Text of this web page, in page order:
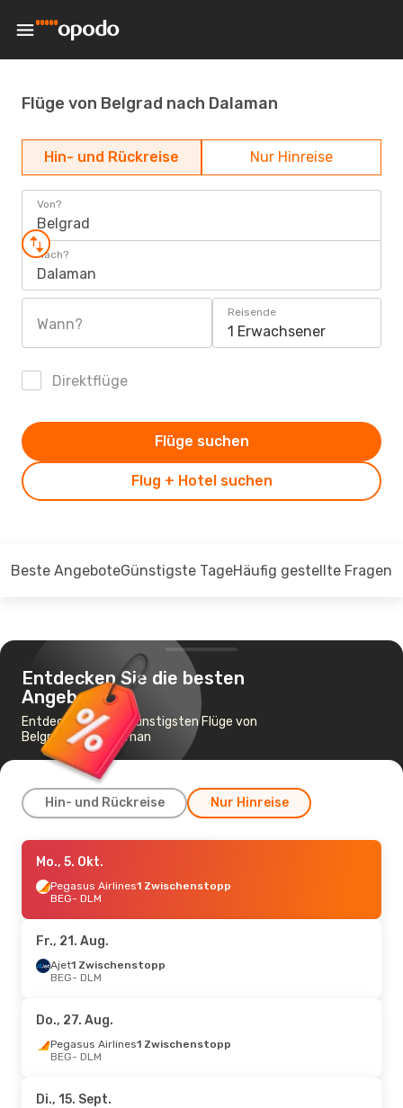
Flüge von Belgrad nach Dalaman
Hin- und Rückreise Nur Hinreise
Von?
Belgrad
Nach?
Dalaman
Wann?
Reisende
1 Erwachsener
Direktflüge
Flug + Hotel suchen
Flüge suchen
Beste AngeboteGünstigste TageHäufig gestellte Fragen
Entdecken Sie die besten
Angebote
Entdecken Sie die günstigsten Flüge von
Belgrad nach Dalaman
Hin- und Rückreise Nur Hinreise
Mo., 31. Aug.
Pegasus Airlines
1 Zwischenstopp
Pegasus Airlines
1 Zwischenstopp
DLM- BEG
Pegasus Airlines
1 Zwischenstopp
BEG- DLM
Turkish Airlines
1 Zwischenstopp
Mo., 5. Okt.
Pegasus Airlines1 Zwischenstopp
BEG- DLM
Fr., 21. Aug.
Ajet1 Zwischenstopp
BEG- DLM
Do., 27. Aug.
Pegasus Airlines1 Zwischenstopp
BEG- DLM
Di., 15. Sept.